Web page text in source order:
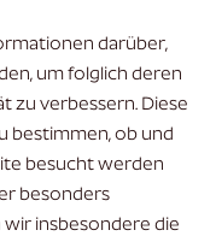
darüber,
um folglich deren
zu verbessern. Diese
bestimmen, ob und
besucht werden
besonders
wir insbesondere die